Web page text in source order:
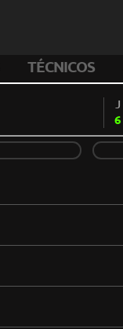
TÉCNICOS
J
6